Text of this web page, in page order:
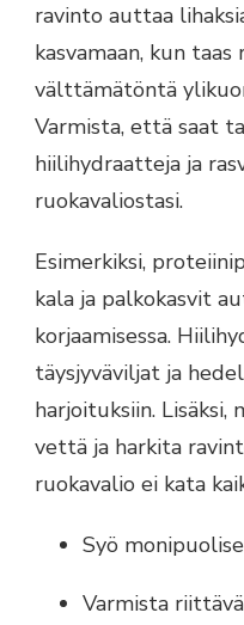
ravinto auttaa
kasvamaan, kun
välttämätöntä
Varmista, että saat
hiilihydraatteja ja
ruokavaliostasi.
Esimerkiksi,
kala ja palkokasvit
korjaamisessa.
täysjyväviljat ja
harjoituksiin.
vettä ja harkita
ruokavalio ei kata
Syö
Varmista